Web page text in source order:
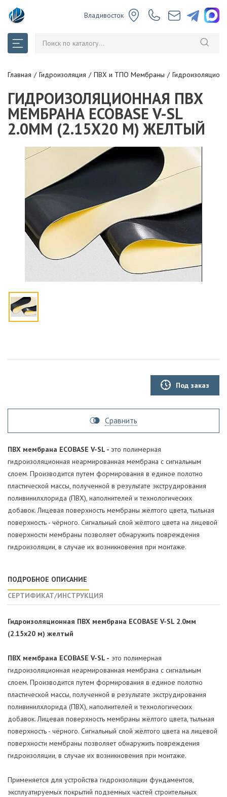
Владивосток
Главная Гидроизоляция ПВХ и ТПО Мембраны
ГИДРОИЗОЛЯЦИОННАЯ ПВХ
МЕМБРАНА ECOBASE V-SL
2.0ММ (2.15Х20 М) ЖЕЛТЫЙ
Под заказ
Сравнить
ПВХ мембрана ECOBASE V-SL - это полимерная
гидроизоляционная неармированная мембрана с сигнальным
слоем. Производится путем формирования в единое полотно
пластической массы, полученной в результате экструдирования
поливинилхлорида (ПВХ), наполнителей и технологических
добавок. Лицевая поверхность мембраны жёлтого цвета, тыльная
поверхность - чёрного. Сигнальный слой жёлтого цвета на лицевой
поверхности мембраны позволяет обнаружить повреждения
гидроизоляции, в случае их возникновения при монтаже.
ПОДРОБНОЕ ОПИСАНИЕ
СЕРТИФИКАТ/ИНСТРУКЦИЯ
Гидроизоляционная ПВХ мембрана ECOBASE V-SL 2.0мм
(2.15х20 м) желтый
ПВХ мембрана ECOBASE V-SL - это полимерная
гидроизоляционная неармированная мембрана с сигнальным
слоем. Производится путем формирования в единое полотно
пластической массы, полученной в результате экструдирования
поливинилхлорида (ПВХ), наполнителей и технологических
добавок. Лицевая поверхность мембраны жёлтого цвета, тыльная
поверхность - чёрного. Сигнальный слой жёлтого цвета на лицевой
поверхности мембраны позволяет обнаружить повреждения
гидроизоляции, в случае их возникновения при монтаже.
Применяется для устройства гидроизоляции фундаментов,
эксплуатируемых покрытий подземных частей строительных